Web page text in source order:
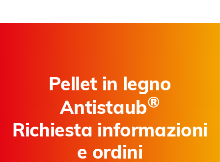
Pellet in legno
Antistaub®
Richiesta informazioni
e ordini